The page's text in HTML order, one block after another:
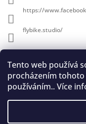
Tento web používá
procházením
používáním.. Více
https://
flybike.studio/
Informace pro vás
O Flybike
Obchodní podmínky
Podmínky ochrany